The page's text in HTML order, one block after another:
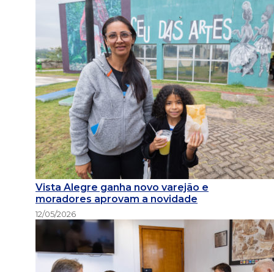
Vista Alegre ganha novo varejão e
moradores aprovam a novidade
12/05/2026